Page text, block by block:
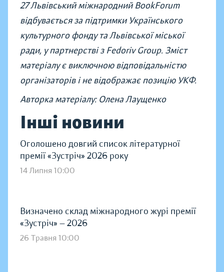
27 Львівський міжнародний BookForum
відбувається за підтримки Українського
культурного фонду та Львівської міської
ради, у партнерстві з Fedoriv Group. Зміст
матеріалу є виключною відповідальністю
організаторів і не відображає позицію УКФ.
Авторка матеріалу: Олена Лаущенко
Інші новини
Оголошено довгий список літературної
премії «Зустріч» 2026 року
14 Липня 10:00
Визначено склад міжнародного журі премії
«Зустріч» — 2026
26 Травня 10:00